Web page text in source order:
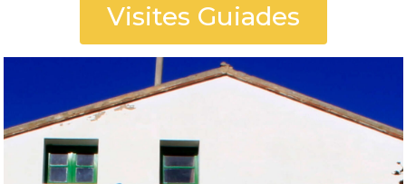
Visites Guiades